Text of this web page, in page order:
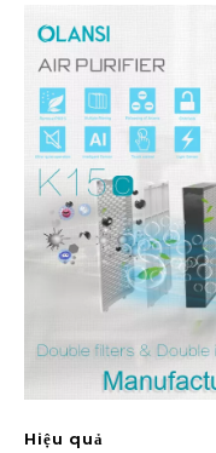
Trong khi máy lọc
ngày nay, điều
chọn nhà sản xuất
đảm bảo rằng sản